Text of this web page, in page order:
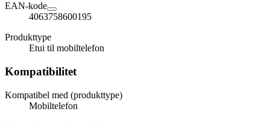
EAN-kode
4063758600195
Produkttype
Etui til mobiltelefon
Kompatibilitet
Kompatibel med (produkttype)
Mobiltelefon